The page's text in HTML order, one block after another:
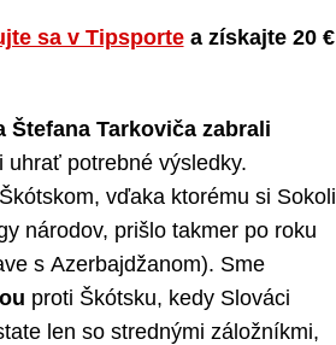
sa v Tipsportea získajte 20 €
Tarkoviča zabrali
uhrať potrebné výsledky.
vďaka ktorému si Sokoli
národov, prišlo takmer po roku
s Azerbajdžanom). Sme
proti Škótsku, kedy Slováci
len so strednými záložníkmi,